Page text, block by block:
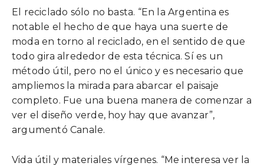
El reciclado sólo no basta. “En la Argentina es
notable el hecho de que haya una suerte de
moda en torno al reciclado, en el sentido de que
todo gira alrededor de esta técnica. Sí es un
método útil, pero no el único y es necesario que
ampliemos la mirada para abarcar el paisaje
completo. Fue una buena manera de comenzar a
ver el diseño verde, hoy hay que avanzar”,
argumentó Canale.
Vida útil y materiales vírgenes. “Me interesa ver la